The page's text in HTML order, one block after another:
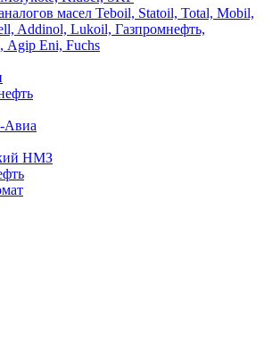
масел Teboil, Statoil, Total, Mobil,
Addinol, Lukoil, Газпромнефть,
Agip Eni, Fuchs
Авиа
НМЗ